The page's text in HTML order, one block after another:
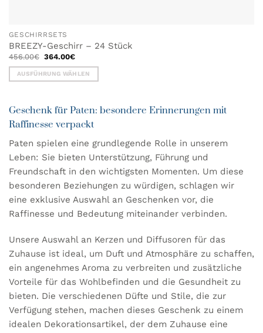
GESCHIRRSETS
BREEZY-Geschirr – 24 Stück
456.00€ Ursprünglicher
Preis
war:
456.00€
364.00€Aktueller
ist:
364.00€.
AUSFÜHRUNG WÄHLEN
weist
mehrere
auf.
Die
Optionen
können
der
Produktseite
werden
Geschenk für Paten: besondere Erinnerungen mit
Raffinesse verpackt
Paten spielen eine grundlegende Rolle in unserem
Leben: Sie bieten Unterstützung, Führung und
Freundschaft in den wichtigsten Momenten. Um diese
besonderen Beziehungen zu würdigen, schlagen wir
eine exklusive Auswahl an Geschenken vor, die
Raffinesse und Bedeutung miteinander verbinden.
Unsere Auswahl an Kerzen und Diffusoren für das
Zuhause ist ideal, um Duft und Atmosphäre zu schaffen,
ein angenehmes Aroma zu verbreiten und zusätzliche
Vorteile für das Wohlbefinden und die Gesundheit zu
bieten. Die verschiedenen Düfte und Stile, die zur
Verfügung stehen, machen dieses Geschenk zu einem
idealen Dekorationsartikel, der dem Zuhause eine